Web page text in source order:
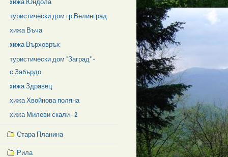
xижа Юндола
туристически дом гр.Велинград
хижа Въча
xижа Върховръх
туристически дом "Заград" -
с.Забърдо
xижа Здравец
хижа Хвойнова поляна
хижа Милеви скали - 2
Стара Планина
Рила